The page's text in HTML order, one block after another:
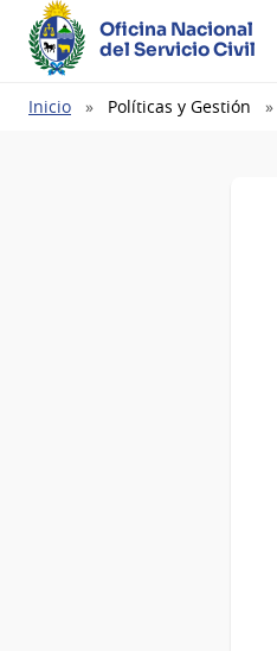
Oficina Nacional
del Servicio Civil
Ruta
Inicio Políticas y Gestión